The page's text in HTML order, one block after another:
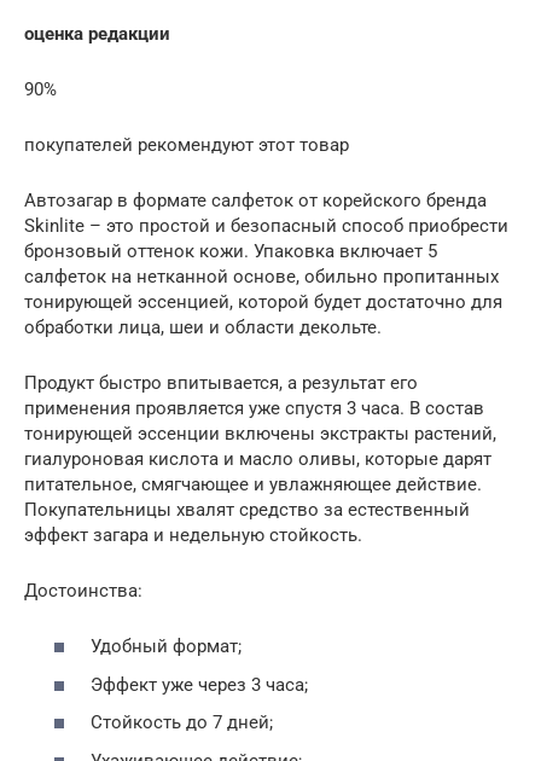
оценка редакции
90%
покупателей рекомендуют этот товар
Автозагар в формате салфеток от корейского бренда
Skinlite – это простой и безопасный способ приобрести
бронзовый оттенок кожи. Упаковка включает 5
салфеток на нетканной основе, обильно пропитанных
тонирующей эссенцией, которой будет достаточно для
обработки лица, шеи и области декольте.
Продукт быстро впитывается, а результат его
применения проявляется уже спустя 3 часа. В состав
тонирующей эссенции включены экстракты растений,
гиалуроновая кислота и масло оливы, которые дарят
питательное, смягчающее и увлажняющее действие.
Покупательницы хвалят средство за естественный
эффект загара и недельную стойкость.
Достоинства:
Удобный формат;
Эффект уже через 3 часа;
Стойкость до 7 дней;